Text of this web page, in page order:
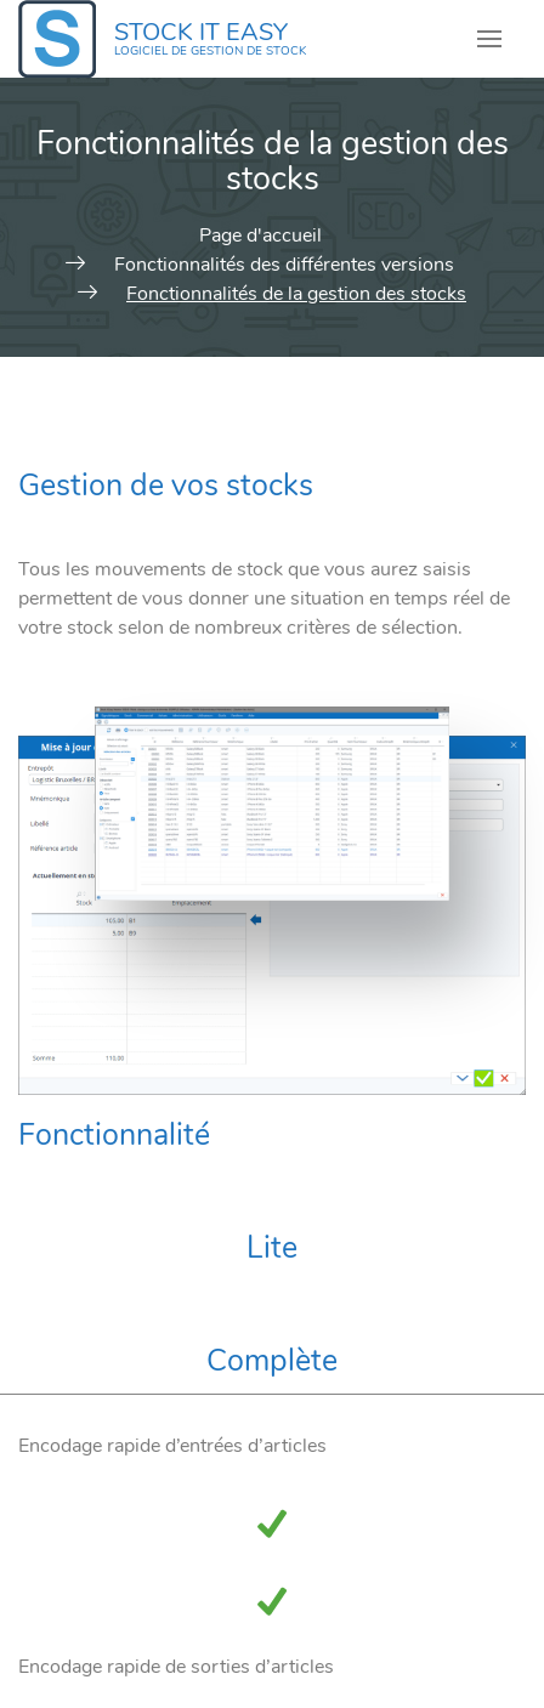
Skip
content
STOCK IT EASY
LOGICIEL DE GESTION DE STOCK
Fonctionnalités de la gestion des
stocks
Page d'accueil
Fonctionnalités des différentes versions
Fonctionnalités de la gestion des stocks
Gestion de vos stocks
Tous les mouvements de stock que vous aurez saisis
permettent de vous donner une situation en temps réel de
votre stock selon de nombreux critères de sélection.
Fonctionnalité
Lite
Complète
Encodage rapide d’entrées d’articles
Encodage rapide de sorties d’articles